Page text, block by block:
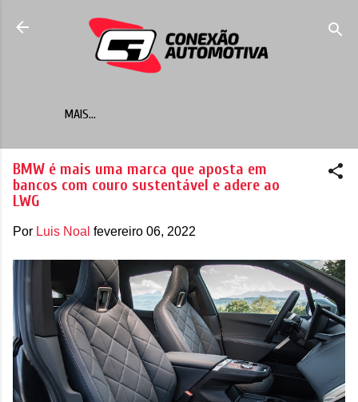
Pular para o conteúdo principal
MAIS…
BMW é mais uma marca que aposta em
bancos com couro sustentável e adere ao
LWG
Por Luis Noal fevereiro 06, 2022